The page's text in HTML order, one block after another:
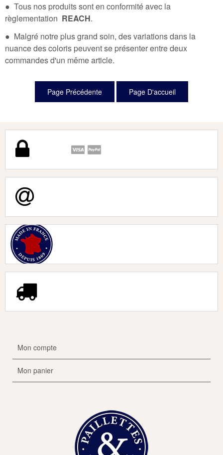
● Tous nos produits sont en conformité avec la
règlementation REACH.
● Malgré notre plus grand soin, des variations dans la
nuance des coloris peuvent se présenter entre deux
commandes d'un même article.
Mon compte
Mon panier